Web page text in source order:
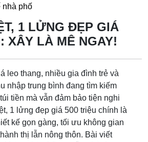
nhà phố
1 LỬNG ĐẸP GIÁ
XÂY LÀ MÊ NGAY!
leo thang, nhiều gia đình trẻ và
nhập trung bình đang tìm kiếm
tiền mà vẫn đảm bảo tiện nghi
1 lửng đẹp giá 500 triệu chính là
kế gọn gàng, tối ưu không gian
thị lẫn nông thôn. Bài viết